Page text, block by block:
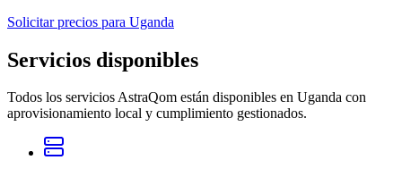
Solicitar precios para Uganda
Servicios disponibles
Todos los servicios AstraQom están disponibles en Uganda con
aprovisionamiento local y cumplimiento gestionados.